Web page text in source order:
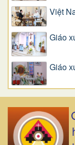
Việt
Giáo
Giáo